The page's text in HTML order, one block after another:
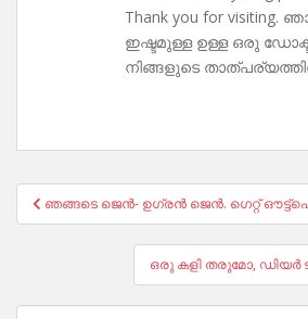
Thank you for
ഇഷ്ടമുള്ള ഉള്ള ഒരു
നിങ്ങളുടെ
Post
navigation
ഞങ്ങടെ ജെൻ- ഉഗ്രൻ ജെൻ. ഗെറ്റ്
ഒരു കളി തരുമോ, ഡിയർ